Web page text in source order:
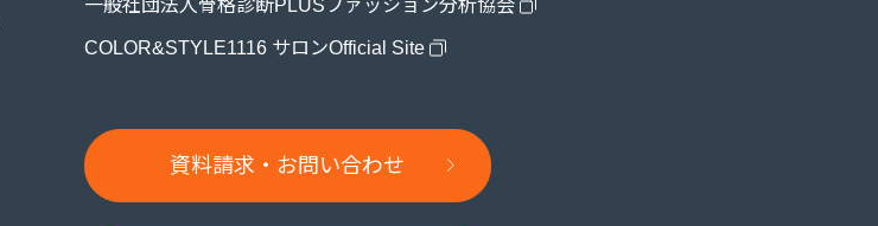
一般社団法人骨格診断PLUSファッション分析協会
COLOR&STYLE1116 サロンOfficial Site
資料請求・お問い合わせ